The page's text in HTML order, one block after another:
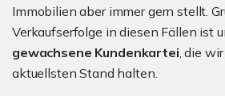
Immobilien aber immer gern stellt.
Verkaufserfolge in diesen Fällen ist
gewachsene Kundenkartei, die
aktuellsten Stand halten.